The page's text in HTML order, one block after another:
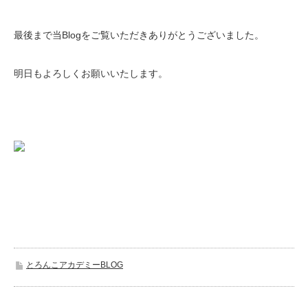
最後まで当Blogをご覧いただきありがとうございました。
明日もよろしくお願いいたします。
とろんこアカデミーBLOG